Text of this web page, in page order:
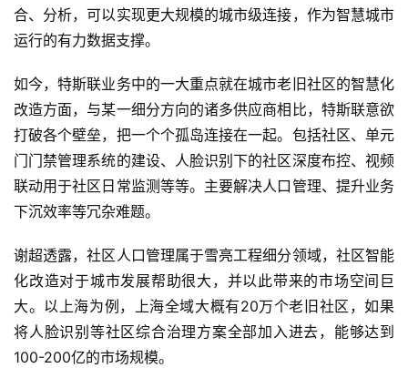
合、分析，可以实现更大规模的城市级连接，作为智慧城市
运行的有力数据支撑。
如今，特斯联业务中的一大重点就在城市老旧社区的智慧化
改造方面，与某一细分方向的诸多供应商相比，特斯联意欲
打破各个壁垒，把一个个孤岛连接在一起。包括社区、单元
门门禁管理系统的建设、人脸识别下的社区深度布控、视频
联动用于社区日常监测等等。主要解决人口管理、提升业务
下沉效率等冗杂难题。
谢超透露，社区人口管理属于雪亮工程细分领域，社区智能
化改造对于城市发展帮助很大，并以此带来的市场空间巨
大。以上海为例，上海全域大概有20万个老旧社区，如果
将人脸识别等社区综合治理方案全部加入进去，能够达到
100-200亿的市场规模。